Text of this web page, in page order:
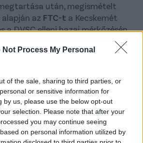
Not Process My Personal
of the sale, sharing to third parties, or
or sensitive information for
by us, please use the below opt-out
selection. Please note that after your
you may continue seeing
on personal information utilized by
után, megismételt
az FTC-t a Kecskemét
a DVSC elleni hazai mérkőzésén
(megbotránkoztató,
a sportszervezet 1 soron
I-es bajnoki mérkőzésén a
„B3” szektorának a lezárását -
n.